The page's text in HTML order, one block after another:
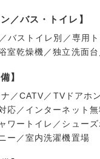
／バス・トイレ】
バストイレ別／専用
室乾燥機／独立洗面
】
／CATV／TVドアホ
応／インターネット無
ワートイレ／シューズ
ー／室内洗濯機置場